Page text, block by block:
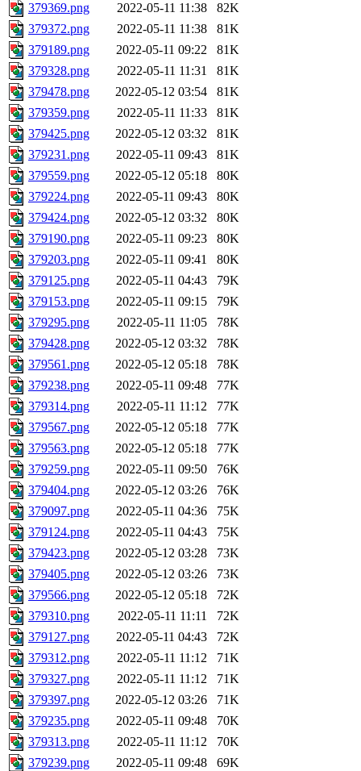
379369.png
2022-05-11 11:38
82K
379372.png
2022-05-11 11:38
81K
379189.png
2022-05-11 09:22
81K
379328.png
2022-05-11 11:31
81K
379478.png
2022-05-12 03:54
81K
379359.png
2022-05-11 11:33
81K
379425.png
2022-05-12 03:32
81K
379231.png
2022-05-11 09:43
81K
379559.png
2022-05-12 05:18
80K
379224.png
2022-05-11 09:43
80K
379424.png
2022-05-12 03:32
80K
379190.png
2022-05-11 09:23
80K
379203.png
2022-05-11 09:41
80K
379125.png
2022-05-11 04:43
79K
379153.png
2022-05-11 09:15
79K
379295.png
2022-05-11 11:05
78K
379428.png
2022-05-12 03:32
78K
379561.png
2022-05-12 05:18
78K
379238.png
2022-05-11 09:48
77K
379314.png
2022-05-11 11:12
77K
379567.png
2022-05-12 05:18
77K
379563.png
2022-05-12 05:18
77K
379259.png
2022-05-11 09:50
76K
379404.png
2022-05-12 03:26
76K
379097.png
2022-05-11 04:36
75K
379124.png
2022-05-11 04:43
75K
379423.png
2022-05-12 03:28
73K
379405.png
2022-05-12 03:26
73K
379566.png
2022-05-12 05:18
72K
379310.png
2022-05-11 11:11
72K
379127.png
2022-05-11 04:43
72K
379312.png
2022-05-11 11:12
71K
379327.png
2022-05-11 11:12
71K
379397.png
2022-05-12 03:26
71K
379235.png
2022-05-11 09:48
70K
379313.png
2022-05-11 11:12
70K
379239.png
2022-05-11 09:48
69K